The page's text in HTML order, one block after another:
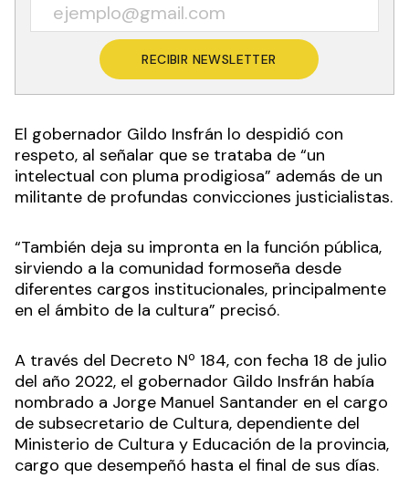
RECIBIR NEWSLETTER
El gobernador Gildo Insfrán lo despidió con
respeto, al señalar que se trataba de “un
intelectual con pluma prodigiosa” además de un
militante de profundas convicciones justicialistas.
“También deja su impronta en la función pública,
sirviendo a la comunidad formoseña desde
diferentes cargos institucionales, principalmente
en el ámbito de la cultura” precisó.
A través del Decreto Nº 184, con fecha 18 de julio
del año 2022, el gobernador Gildo Insfrán había
nombrado a Jorge Manuel Santander en el cargo
de subsecretario de Cultura, dependiente del
Ministerio de Cultura y Educación de la provincia,
cargo que desempeñó hasta el final de sus días.